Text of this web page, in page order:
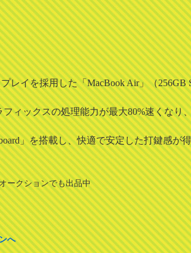
レイを採用した「MacBook Air」（256GB
フィックスの処理能力が最大80%速くな
」を搭載し、快適で安定した打鍵感が
ークションでも出品中
へ